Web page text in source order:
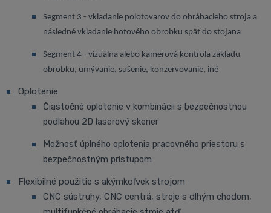
Segment 3 - vkladanie polotovarov do obrábacieho stroja a
následné vkladanie hotového obrobku späť do stojana
Segment 4 - vizuálna alebo kamerová kontrola základu
obrobku, umývanie, sušenie, konzervovanie, iné
Oplotenie
Čiastočné oplotenie v kombinácii s bezpečnostnou
podlahou 2D laserový skener
Možnosť úplného oplotenia pracovného priestoru s
bezpečnostným prístupom
Flexibilné použitie s akýmkoľvek strojom
CNC sústruhy, CNC centrá, stroje s dlhým chodom,